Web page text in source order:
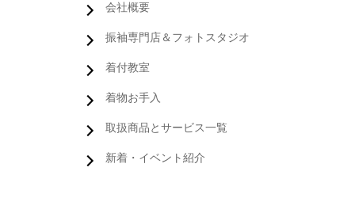
会社概要
振袖専門店＆フォトスタジオ
着付教室
着物お手入
取扱商品とサービス一覧
新着・イベント紹介